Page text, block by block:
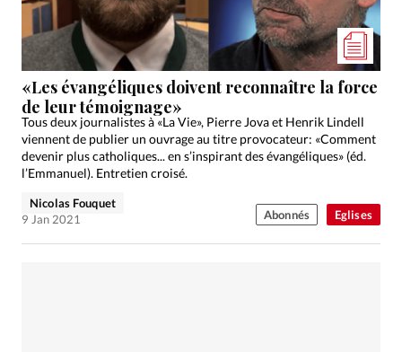
Eglises
«Les évangéliques doivent reconnaître la force
de leur témoignage»
Tous deux journalistes à «La Vie», Pierre Jova et Henrik Lindell
viennent de publier un ouvrage au titre provocateur: «Comment
devenir plus catholiques... en s’inspirant des évangéliques» (éd.
l’Emmanuel). Entretien croisé.
Nicolas Fouquet
9 Jan 2021
Abonnés